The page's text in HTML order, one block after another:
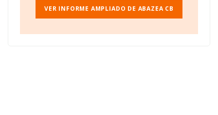
VER INFORME AMPLIADO DE ABAZEA CB